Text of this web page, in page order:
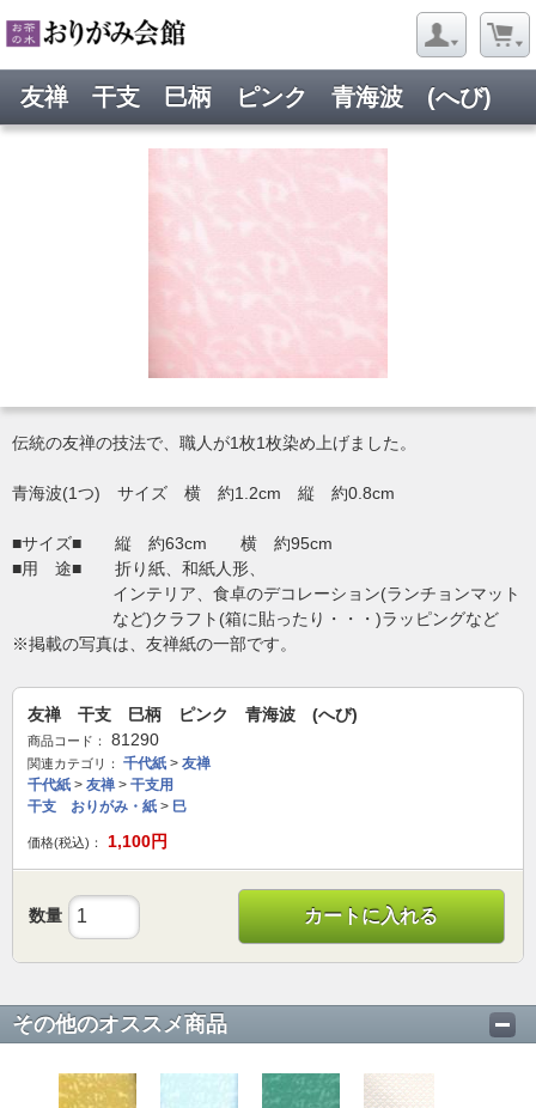
友禅 干支 巳柄 ピンク 青海波 (へび)
伝統の友禅の技法で、職人が1枚1枚染め上げました。
青海波(1つ) サイズ 横 約1.2cm 縦 約0.8cm
■サイズ■ 縦 約63cm 横 約95cm
■用 途■ 折り紙、和紙人形、
インテリア、食卓のデコレーション(ランチョンマット
など)クラフト(箱に貼ったり・・・)ラッピングなど
※掲載の写真は、友禅紙の一部です。
友禅 干支 巳柄 ピンク 青海波 (へび)
商品コード： 81290
関連カテゴリ： 千代紙 > 友禅
千代紙 > 友禅 > 干支用
干支 おりがみ・紙 > 巳
価格(税込)： 1,100円
数量 カートに入れる
その他のオススメ商品